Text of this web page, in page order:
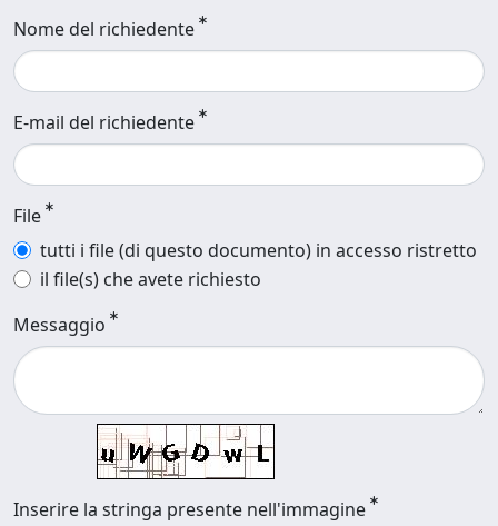
Nome del richiedente
E-mail del richiedente
File
tutti i file (di questo documento) in accesso ristretto
il file(s) che avete richiesto
Messaggio
Inserire la stringa presente nell'immagine